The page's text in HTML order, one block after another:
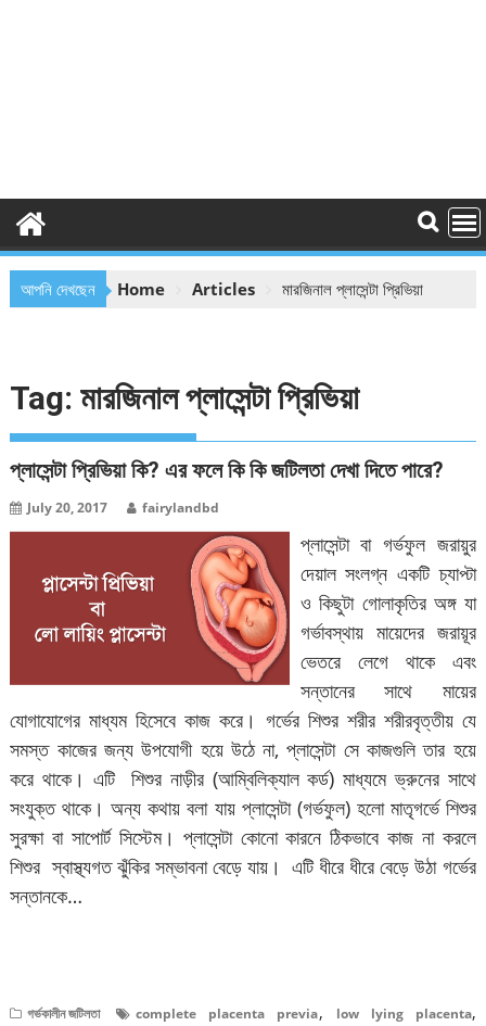
আপনি দেখছেন Home Articles মারজিনাল প্লাসেন্টা প্রিভিয়া
Tag:মারজিনাল প্লাসেন্টা প্রিভিয়া
প্লাসেন্টা প্রিভিয়া কি? এর ফলে কি কি জটিলতা দেখা দিতে পারে?
July 20, 2017 fairylandbd
প্লাসেন্টা বা গর্ভফুল জরায়ুর
দেয়াল সংলগ্ন একটি চ্যাপ্টা
ও কিছুটা গোলাকৃতির অঙ্গ যা
গর্ভাবস্থায় মায়েদের জরায়ূর
ভেতরে লেগে থাকে এবং
সন্তানের সাথে মায়ের
যোগাযোগের মাধ্যম হিসেবে কাজ করে। গর্ভের শিশুর শরীর শরীরবৃত্তীয় যে
সমস্ত কাজের জন্য উপযোগী হয়ে উঠে না, প্লাসেন্টা সে কাজগুলি তার হয়ে
করে থাকে। এটি শিশুর নাড়ীর (আম্বিলিক্যাল কর্ড) মাধ্যমে ভ্রুনের সাথে
সংযুক্ত থাকে। অন্য কথায় বলা যায় প্লাসেন্টা (গর্ভফুল) হলো মাতৃগর্ভে শিশুর
সুরক্ষা বা সাপোর্ট সিস্টেম। প্লাসেন্টা কোনো কারনে ঠিকভাবে কাজ না করলে
শিশুর স্বাস্থ্যগত ঝুঁকির সম্ভাবনা বেড়ে যায়। এটি ধীরে ধীরে বেড়ে উঠা গর্ভের
সন্তানকে…
গর্ভকালীন জটিলতা complete placenta previa, low lying placenta,